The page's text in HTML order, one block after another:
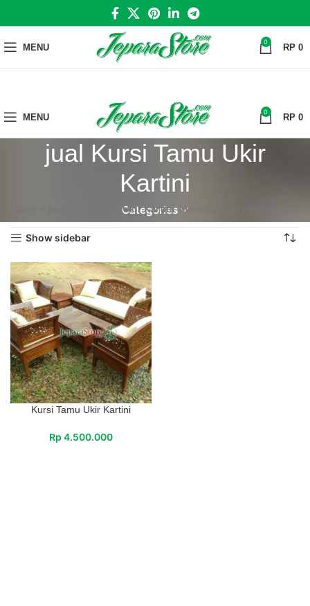
MENU 0 RP 0
MENU 0 RP 0
jual Kursi Tamu Ukir
Kartini
Categories
jual Kursi Tamu Ukir Kartini Menampilkan hasil tunggal
Show sidebar
Kursi Tamu Ukir Kartini
Rp 4.500.000